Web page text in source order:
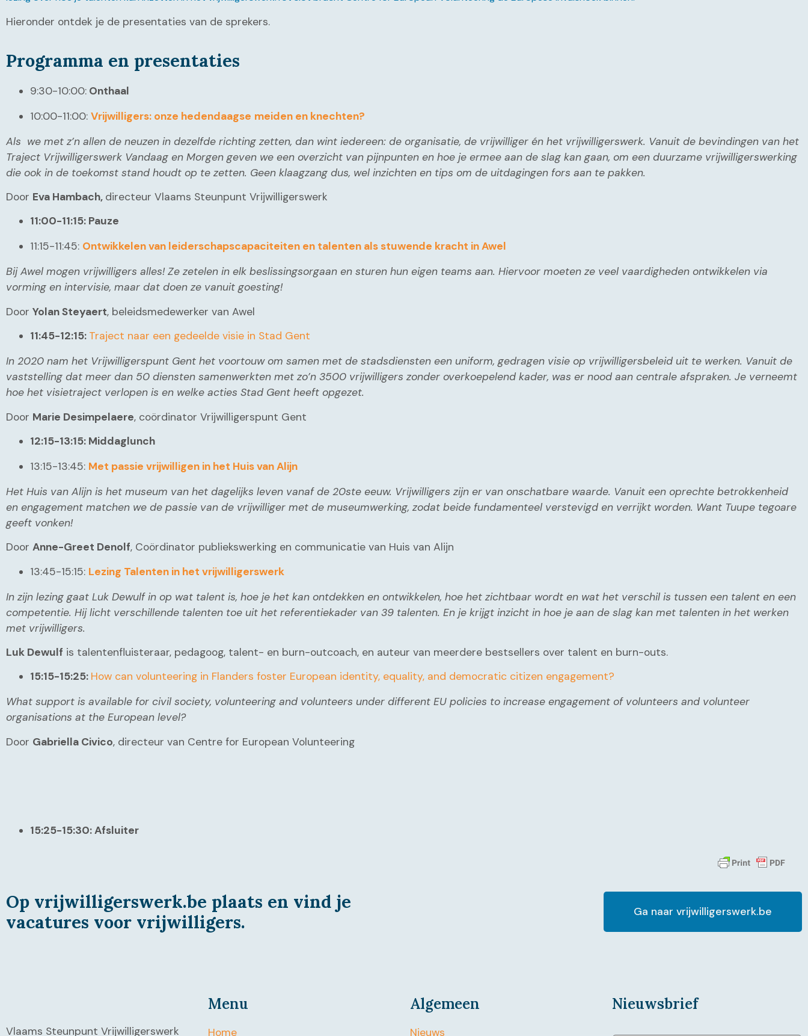
Hieronder ontdek je de presentaties van de sprekers.
Programma en presentaties
9:30-10:00: Onthaal
10:00-11:00: Vrijwilligers: onze hedendaagse meiden en knechten?
Als we met z’n allen de neuzen in dezelfde richting zetten, dan wint iedereen: de organisatie, de vrijwilliger én het vrijwilligerswerk. Vanuit de bevindingen van het
Traject Vrijwilligerswerk Vandaag en Morgen geven we een overzicht van pijnpunten en hoe je ermee aan de slag kan gaan, om een duurzame vrijwilligerswerking
die ook in de toekomst stand houdt op te zetten. Geen klaagzang dus, wel inzichten en tips om de uitdagingen fors aan te pakken.
Door Eva Hambach, directeur Vlaams Steunpunt Vrijwilligerswerk
11:00-11:15: Pauze
11:15-11:45: Ontwikkelen van leiderschapscapaciteiten en talenten als stuwende kracht in Awel
Bij Awel mogen vrijwilligers alles! Ze zetelen in elk beslissingsorgaan en sturen hun eigen teams aan. Hiervoor moeten ze veel vaardigheden ontwikkelen via
vorming en intervisie, maar dat doen ze vanuit goesting!
Door Yolan Steyaert, beleidsmedewerker van Awel
11:45-12:15: Traject naar een gedeelde visie in Stad Gent
In 2020 nam het Vrijwilligerspunt Gent het voortouw om samen met de stadsdiensten een uniform, gedragen visie op vrijwilligersbeleid uit te werken. Vanuit de
vaststelling dat meer dan 50 diensten samenwerkten met zo’n 3500 vrijwilligers zonder overkoepelend kader, was er nood aan centrale afspraken. Je verneemt
hoe het visietraject verlopen is en welke acties Stad Gent heeft opgezet.
Door Marie Desimpelaere, coördinator Vrijwilligerspunt Gent
12:15-13:15: Middaglunch
13:15-13:45: Met passie vrijwilligen in het Huis van Alijn
Het Huis van Alijn is het museum van het dagelijks leven vanaf de 20ste eeuw. Vrijwilligers zijn er van onschatbare waarde. Vanuit een oprechte betrokkenheid
en engagement matchen we de passie van de vrijwilliger met de museumwerking, zodat beide fundamenteel verstevigd en verrijkt worden. Want Tuupe tegoare
geeft vonken!
Door Anne-Greet Denolf, Coördinator publiekswerking en communicatie van Huis van Alijn
13:45-15:15: Lezing Talenten in het vrijwilligerswerk
In zijn lezing gaat Luk Dewulf in op wat talent is, hoe je het kan ontdekken en ontwikkelen, hoe het zichtbaar wordt en wat het verschil is tussen een talent en een
competentie. Hij licht verschillende talenten toe uit het referentiekader van 39 talenten. En je krijgt inzicht in hoe je aan de slag kan met talenten in het werken
met vrijwilligers.
Luk Dewulf is talentenfluisteraar, pedagoog, talent- en burn-outcoach, en auteur van meerdere bestsellers over talent en burn-outs.
15:15-15:25: How can volunteering in Flanders foster European identity, equality, and democratic citizen engagement?
What support is available for civil society, volunteering and volunteers under different EU policies to increase engagement of volunteers and volunteer
organisations at the European level?
Door Gabriella Civico, directeur van Centre for European Volunteering
15:25-15:30: Afsluiter
Op vrijwilligerswerk.be plaats en vind je
vacatures voor vrijwilligers.
Ga naar vrijwilligerswerk.be
Vlaams Steunpunt Vrijwilligerswerk
Menu
Home
Algemeen
Nieuws
Nieuwsbrief